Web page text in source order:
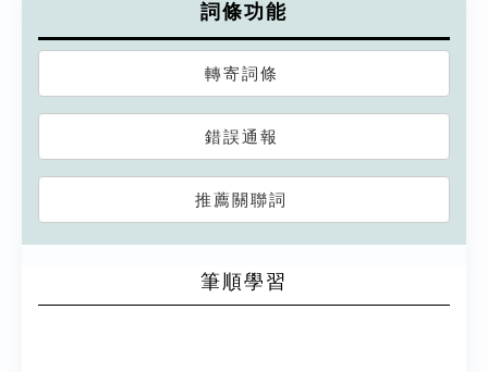
詞條功能
轉寄詞條
錯誤通報
推薦關聯詞
筆順學習